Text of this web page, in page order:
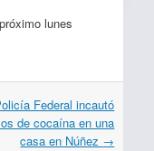
lunes
Federal incautó
de cocaína en una
casa en Núñez →